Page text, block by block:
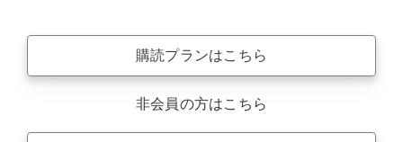
購読プランはこちら
非会員の方はこちら